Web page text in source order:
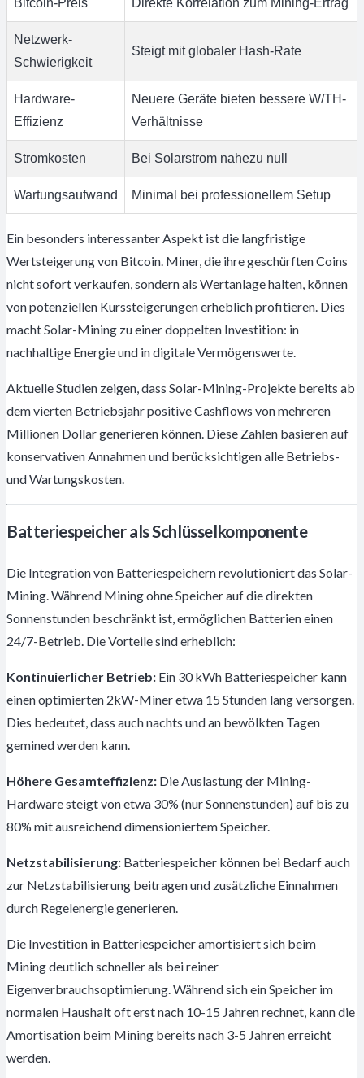
Bitcoin-Preis Direkte Korrelation zum Mining-Ertrag
Netzwerk-
Schwierigkeit
Steigt mit globaler Hash-Rate
Hardware-
Effizienz
Neuere Geräte bieten bessere W/TH-
Verhältnisse
Stromkosten Bei Solarstrom nahezu null
Wartungsaufwand Minimal bei professionellem Setup
Ein besonders interessanter Aspekt ist die langfristige
Wertsteigerung von Bitcoin. Miner, die ihre geschürften Coins
nicht sofort verkaufen, sondern als Wertanlage halten, können
von potenziellen Kurssteigerungen erheblich profitieren. Dies
macht Solar-Mining zu einer doppelten Investition: in
nachhaltige Energie und in digitale Vermögenswerte.
Aktuelle Studien zeigen, dass Solar-Mining-Projekte bereits ab
dem vierten Betriebsjahr positive Cashflows von mehreren
Millionen Dollar generieren können. Diese Zahlen basieren auf
konservativen Annahmen und berücksichtigen alle Betriebs-
und Wartungskosten.
Batteriespeicher als Schlüsselkomponente
Die Integration von Batteriespeichern revolutioniert das Solar-
Mining. Während Mining ohne Speicher auf die direkten
Sonnenstunden beschränkt ist, ermöglichen Batterien einen
24/7-Betrieb. Die Vorteile sind erheblich:
Kontinuierlicher Betrieb: Ein 30 kWh Batteriespeicher kann
einen optimierten 2kW-Miner etwa 15 Stunden lang versorgen.
Dies bedeutet, dass auch nachts und an bewölkten Tagen
gemined werden kann.
Höhere Gesamteffizienz: Die Auslastung der Mining-
Hardware steigt von etwa 30% (nur Sonnenstunden) auf bis zu
80% mit ausreichend dimensioniertem Speicher.
Netzstabilisierung: Batteriespeicher können bei Bedarf auch
zur Netzstabilisierung beitragen und zusätzliche Einnahmen
durch Regelenergie generieren.
Die Investition in Batteriespeicher amortisiert sich beim
Mining deutlich schneller als bei reiner
Eigenverbrauchsoptimierung. Während sich ein Speicher im
normalen Haushalt oft erst nach 10-15 Jahren rechnet, kann die
Amortisation beim Mining bereits nach 3-5 Jahren erreicht
werden.